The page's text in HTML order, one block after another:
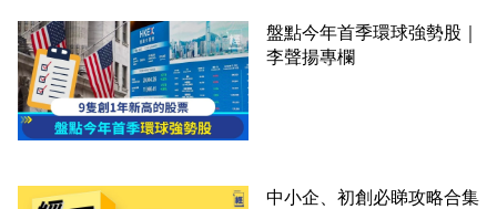
盤點今年首季環球強勢股｜
李聲揚專欄
中小企、初創必睇攻略合集